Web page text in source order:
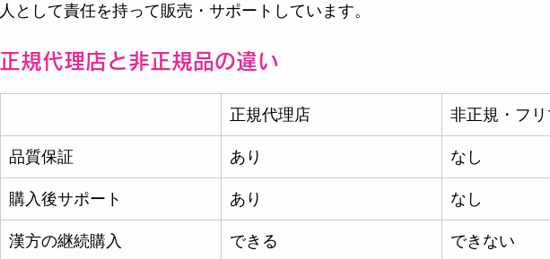
人として責任を持って販売・サポートしています。
正規代理店と非正規品の違い
正規代理店 非正規・フリ
品質保証 あり なし
購入後サポート あり なし
漢方の継続購入 できる できない